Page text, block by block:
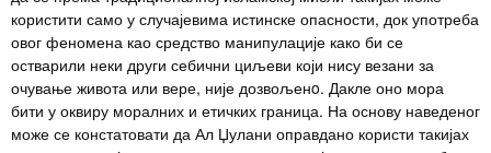
користити само у случајевима истинске опасности, док употреба
овог феномена као средство манипулације како би се
остварили неки други себични циљеви који нису везани за
очување живота или вере, није дозвољенo. Дакле оно мора
бити у оквиру моралних и етичких граница. На основу наведеног
може се констатовати да Ал Џулани оправдано користи такијах